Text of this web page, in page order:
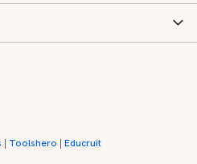
| Toolshero |Educruit